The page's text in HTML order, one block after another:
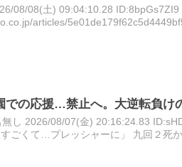
08/08(土) 09:04:10.28 ID:8bpGs7ZI9
articles/
での応援…禁止へ。大逆転負け
し 2026/08/07(金) 20:16:24.83
ごくて…プレッシャーに」 九回２死